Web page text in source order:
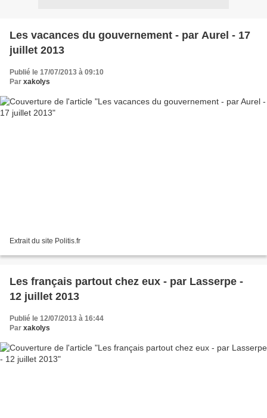
Les vacances du gouvernement - par Aurel - 17
juillet 2013
Publié le 17/07/2013 à 09:10
Par xakolys
Extrait du site Politis.fr
Les français partout chez eux - par Lasserpe -
12 juillet 2013
Publié le 12/07/2013 à 16:44
Par xakolys